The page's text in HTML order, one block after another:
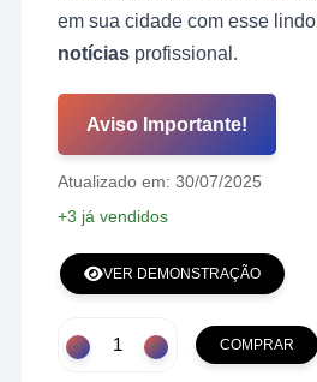
em sua cidade com esse lindo
notícias profissional.
Aviso Importante!
Atualizado em: 30/07/2025
+3 já vendidos
VER DEMONSTRAÇÃO
O
COMPRAR